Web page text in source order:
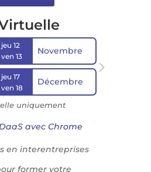
jeu 12
ven 13
Novembre
jeu 17
ven 18
Décembre
uniquement
avec Chrome
en interentreprises
former votre